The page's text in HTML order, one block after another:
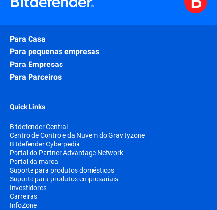
Para Casa
Para pequenas empresas
Para Empresas
Para Parceiros
Quick Links
Bitdefender Central
Centro de Controle da Nuvem do Gravityzone
Bitdefender Cyberpedia
Portal do Partner Advantage Network
Portal da marca
Suporte para produtos domésticos
Suporte para produtos empresariais
Investidores
Carreiras
InfoZone